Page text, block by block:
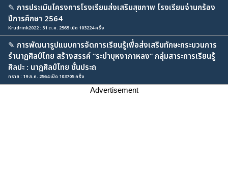
✎ การประเมินโครงการโรงเรียนส่งเสริมสุขภาพ โรงเรียนจ่านกร้อง
ปีการศึกษา 2564
Krudrink2022 : 31 ต.ค. 2565 เปิด 103224 ครั้ง
✎ การพัฒนารูปแบบการจัดการเรียนรู้เพื่อส่งเสริมทักษะกระบวนการ
รำนาฏศิลป์ไทย สร้างสรรค์ “ระบำบุหงากาหลง” กลุ่มสาระการเรียนรู้
ศิลปะ : นาฏศิลป์ไทย ชั้นประถ
ทราย : 19 ส.ค. 2564 เปิด 103705 ครั้ง
Advertisement